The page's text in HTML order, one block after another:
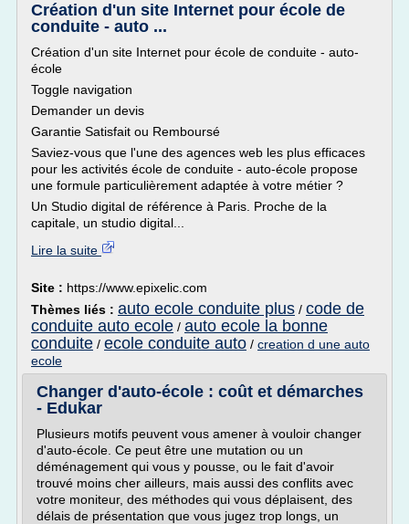
Création d'un site Internet pour école de
conduite - auto ...
Création d'un site Internet pour école de conduite - auto-
école
Toggle navigation
Demander un devis
Garantie Satisfait ou Remboursé
Saviez-vous que l'une des agences web les plus efficaces
pour les activités école de conduite - auto-école propose
une formule particulièrement adaptée à votre métier ?
Un Studio digital de référence à Paris. Proche de la
capitale, un studio digital...
Lire la suite
Site : https://www.epixelic.com
Thèmes liés : auto ecole conduite plus / code de
conduite auto ecole / auto ecole la bonne
conduite / ecole conduite auto / creation d une auto
ecole
Changer d'auto-école : coût et démarches
- Edukar
Plusieurs motifs peuvent vous amener à vouloir changer
d'auto-école. Ce peut être une mutation ou un
déménagement qui vous y pousse, ou le fait d'avoir
trouvé moins cher ailleurs, mais aussi des conflits avec
votre moniteur, des méthodes qui vous déplaisent, des
délais de présentation que vous jugez trop longs, un